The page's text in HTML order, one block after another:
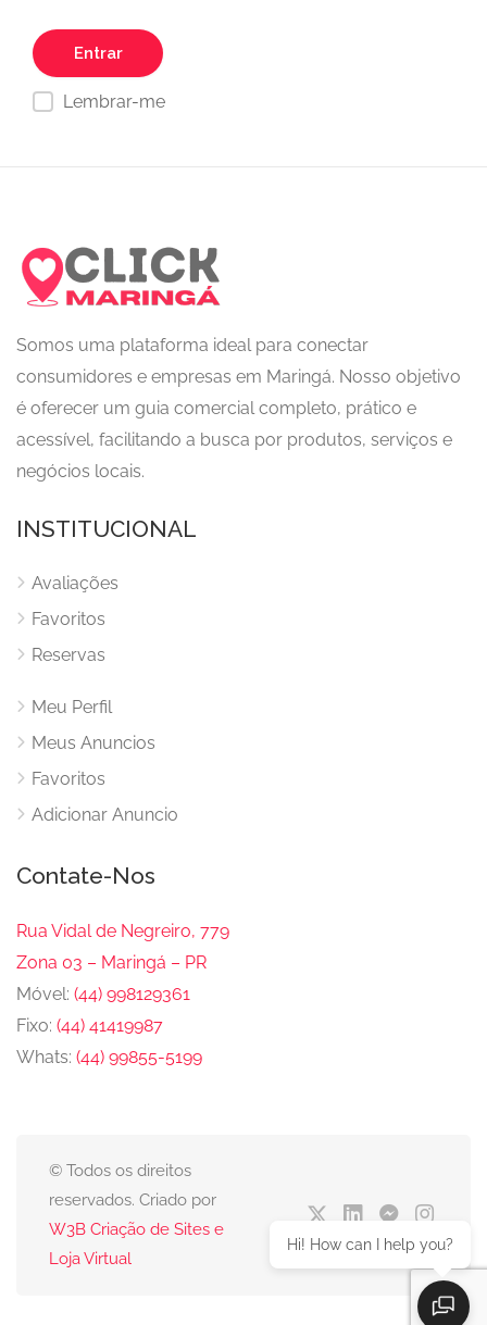
Lembrar-me
Somos uma plataforma ideal para conectar
consumidores e empresas em Maringá. Nosso objetivo
é oferecer um guia comercial completo, prático e
acessível, facilitando a busca por produtos, serviços e
negócios locais.
INSTITUCIONAL
Avaliações
Favoritos
Reservas
Meu Perfil
Meus Anuncios
Favoritos
Adicionar Anuncio
Contate-Nos
Rua Vidal de Negreiro, 779
Zona 03 – Maringá – PR
Móvel: (44) 998129361
Fixo: (44) 41419987
Whats: (44) 99855-5199
© Todos os direitos
reservados. Criado por
W3B Criação de Sites e
Loja Virtual
Hi! How can I help you?